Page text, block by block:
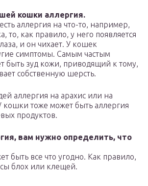
кошки аллергия.
аллергия на что-то, например,
то, как правило, у него появляется
и он чихает. У кошек
симптомы. Самым частым
быть зуд кожи, приводящий к тому,
собственную шерсть.
аллергия на арахис или на
кошки тоже может быть аллергия
продуктов.
вам нужно определить, что
быть все что угодно. Как правило,
блох или клещей.